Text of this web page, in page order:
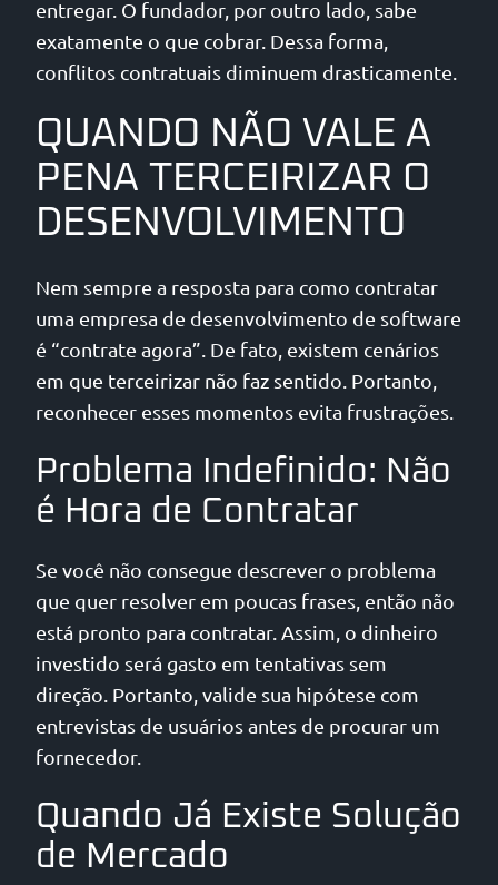
entregar. O fundador, por outro lado, sabe
exatamente o que cobrar. Dessa forma,
conflitos contratuais diminuem drasticamente.
QUANDO NÃO VALE A
PENA TERCEIRIZAR O
DESENVOLVIMENTO
Nem sempre a resposta para como contratar
uma empresa de desenvolvimento de software
é “contrate agora”. De fato, existem cenários
em que terceirizar não faz sentido. Portanto,
reconhecer esses momentos evita frustrações.
Problema Indefinido: Não
é Hora de Contratar
Se você não consegue descrever o problema
que quer resolver em poucas frases, então não
está pronto para contratar. Assim, o dinheiro
investido será gasto em tentativas sem
direção. Portanto, valide sua hipótese com
entrevistas de usuários antes de procurar um
fornecedor.
Quando Já Existe Solução
de Mercado